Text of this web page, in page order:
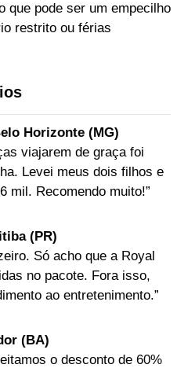
que pode ser um empecilho
restrito ou férias
Horizonte (MG)
viajarem de graça foi
Levei meus dois filhos e
mil. Recomendo muito!”
(PR)
Só acho que a Royal
no pacote. Fora isso,
ao entretenimento.”
(BA)
o desconto de 60%